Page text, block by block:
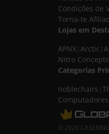
Condições de
Torna-te
Lojas em
APNX Arctic
Nitro Concepts
Categorias
noblechairs
© 2026